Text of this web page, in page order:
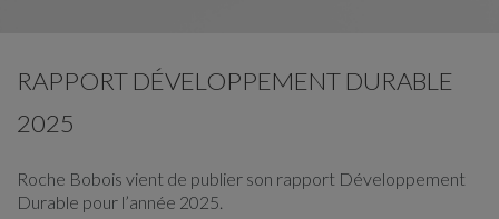
RAPPORT DÉVELOPPEMENT DURABLE
2025
Roche Bobois vient de publier son rapport Développement
Durable pour l’année 2025.